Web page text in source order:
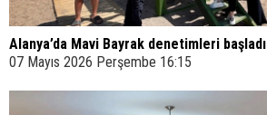
Alanya’da Mavi Bayrak denetimleri başladı
07 Mayıs 2026 Perşembe 16:15